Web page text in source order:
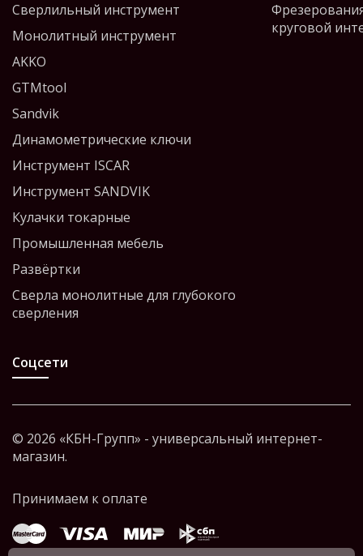
Сверлильный инструмент
Монолитный инструмент
AKKO
GTMtool
Sandvik
Динамометрические ключи
Инструмент ISCAR
Инструмент SANDVIK
Кулачки токарные
Промышленная мебель
Развёртки
Сверла монолитные для глубокого
сверления
круговой
Соцсети
© 2026 «КБН-Групп» - универсальный интернет-
магазин.